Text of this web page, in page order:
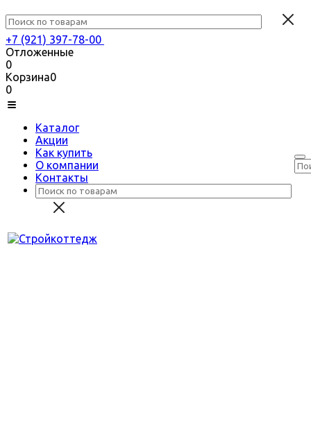
+7 (921) 397-78-00
Отложенные
0
Корзина0
0
Каталог
Акции
Как купить
О компании
Контакты